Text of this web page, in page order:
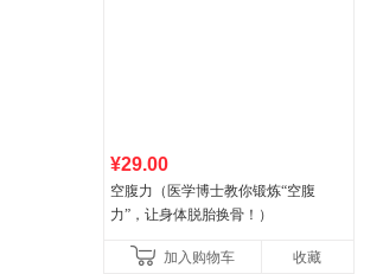
¥29.00
空腹力（医学博士教你锻炼“空腹
力”，让身体脱胎换骨！）
加入购物车 收藏